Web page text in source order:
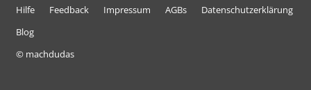
Hilfe Feedback Impressum AGBs
Datenschutzerklärung
Blog
© machdudas